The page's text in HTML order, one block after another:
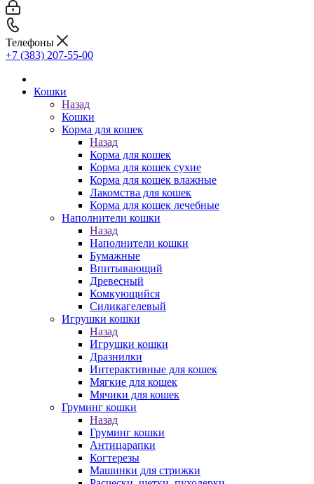
Телефоны
+7 (383) 207-55-00
Кошки
Назад
Кошки
Корма для кошек
Назад
Корма для кошек
Корма для кошек сухие
Корма для кошек влажные
Лакомства для кошек
Корма для кошек лечебные
Наполнители кошки
Назад
Наполнители кошки
Бумажные
Впитывающий
Древесный
Комкующийся
Силикагелевый
Игрушки кошки
Назад
Игрушки кошки
Дразнилки
Интерактивные для кошек
Мягкие для кошек
Мячики для кошек
Груминг кошки
Назад
Груминг кошки
Антицарапки
Когтерезы
Машинки для стрижки